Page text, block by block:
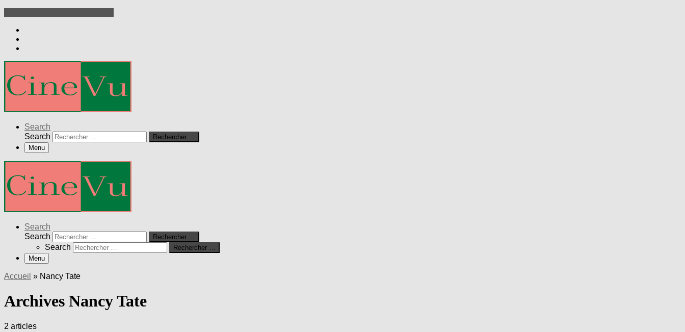
Search
Search
Rechercher …
Menu
Search
Search
Rechercher …
Search
Rechercher …
Menu
Accueil » Nancy Tate
Archives Nancy Tate
2 articles